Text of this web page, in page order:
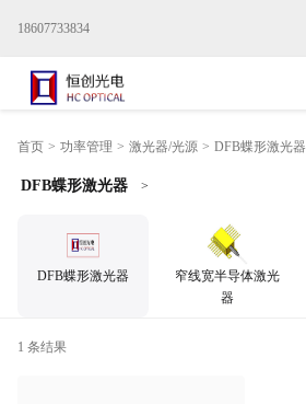
18607733834
首页 > 功率管理 > 激光器/光源 > DFB蝶形激光器
DFB蝶形激光器 >
DFB蝶形激光器
窄线宽半导体激光
器
1 条结果